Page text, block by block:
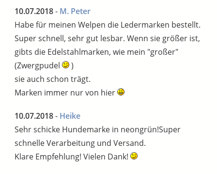
10.07.2018- M. Peter
Habe für meinen Welpen die Ledermarken bestellt.
Super schnell, sehr gut lesbar. Wenn sie größer ist,
gibts die Edelstahlmarken, wie mein "großer"
(Zwergpudel
)
sie auch schon trägt.
Marken immer nur von hier
10.07.2018- Heike
Sehr schicke Hundemarke in neongrün!Super
schnelle Verarbeitung und Versand.
Klare Empfehlung! Vielen Dank!